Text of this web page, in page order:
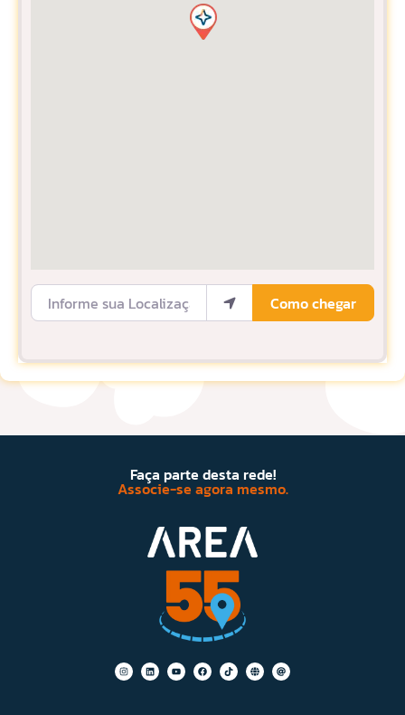
Informe sua Localização
Como chegar
Faça parte desta rede!
Associe-se agora mesmo.